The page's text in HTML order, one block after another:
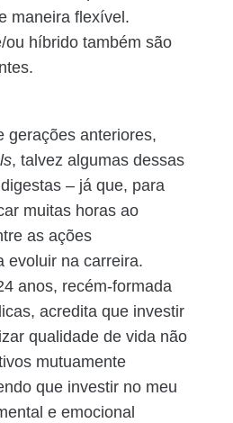
maneira flexível.
ou híbrido também são
gerações anteriores,
, talvez algumas dessas
– já que, para
muitas horas ao
as ações
evoluir na carreira.
anos, recém-formada
acredita que investir
qualidade de vida não
mutuamente
que investir no meu
e emocional